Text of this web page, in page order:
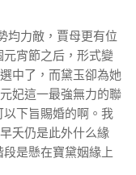
均力敵，賈母更有位
宵節之后，形式變
中了，而黛玉卻為她
妃這一最強無力的聯
下旨賜婚的啊。我
夭仍是此外什么緣
是懸在寶黛姻緣上